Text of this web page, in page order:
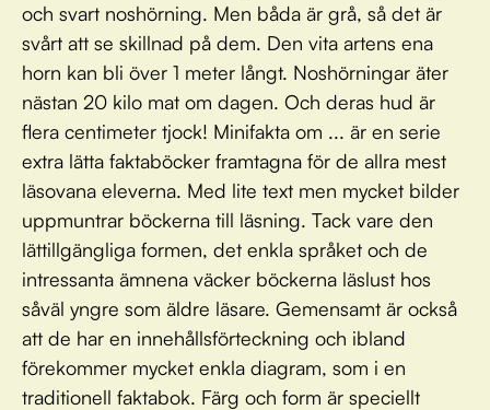
och svart noshörning. Men båda är grå, så det är
svårt att se skillnad på dem. Den vita artens ena
horn kan bli över 1 meter långt. Noshörningar äter
nästan 20 kilo mat om dagen. Och deras hud är
flera centimeter tjock! Minifakta om ... är en serie
extra lätta faktaböcker framtagna för de allra mest
läsovana eleverna. Med lite text men mycket bilder
uppmuntrar böckerna till läsning. Tack vare den
lättillgängliga formen, det enkla språket och de
intressanta ämnena väcker böckerna läslust hos
såväl yngre som äldre läsare. Gemensamt är också
att de har en innehållsförteckning och ibland
förekommer mycket enkla diagram, som i en
traditionell faktabok. Färg och form är speciellt